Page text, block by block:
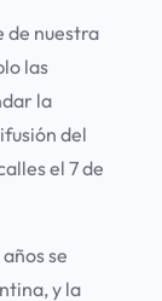
de nuestra
las
la
del
el 7 de
se
y la